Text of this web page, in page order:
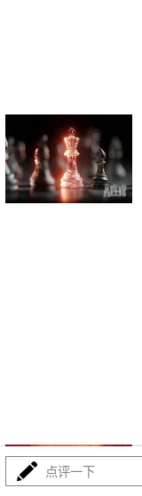
点评一下